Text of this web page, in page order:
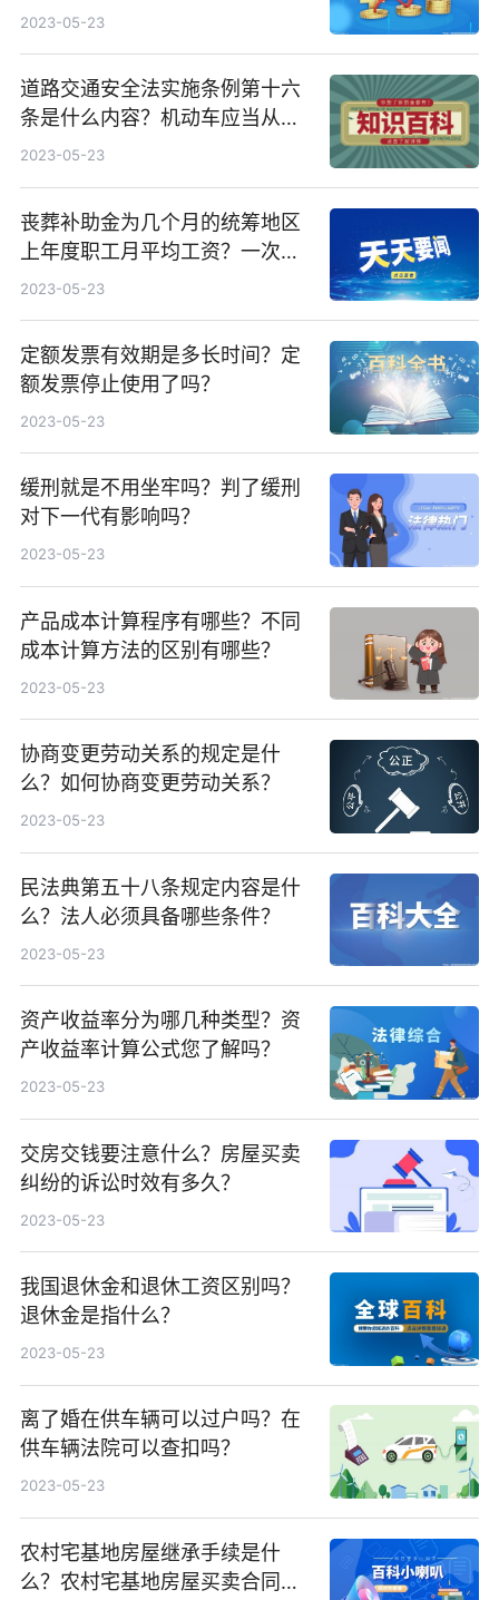
常使用吗？
2023-05-23
道路交通安全法实施条例第十六
条是什么内容？机动车应当从注
册登记之日起按照哪些期限进行
2023-05-23
丧葬补助金为几个月的统筹地区
上年度职工月平均工资？一次性
工亡补助金标准是什么？
2023-05-23
定额发票有效期是多长时间？定
额发票停止使用了吗？
2023-05-23
缓刑就是不用坐牢吗？判了缓刑
对下一代有影响吗？
2023-05-23
产品成本计算程序有哪些？不同
成本计算方法的区别有哪些？
2023-05-23
协商变更劳动关系的规定是什
么？如何协商变更劳动关系？
2023-05-23
民法典第五十八条规定内容是什
么？法人必须具备哪些条件？
2023-05-23
资产收益率分为哪几种类型？资
产收益率计算公式您了解吗？
2023-05-23
交房交钱要注意什么？房屋买卖
纠纷的诉讼时效有多久？
2023-05-23
我国退休金和退休工资区别吗？
退休金是指什么？
2023-05-23
离了婚在供车辆可以过户吗？在
供车辆法院可以查扣吗？
2023-05-23
农村宅基地房屋继承手续是什
么？农村宅基地房屋买卖合同有